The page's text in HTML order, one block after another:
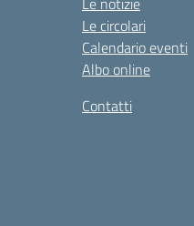
Le circolari
Calendario eventi
Albo online
Contatti